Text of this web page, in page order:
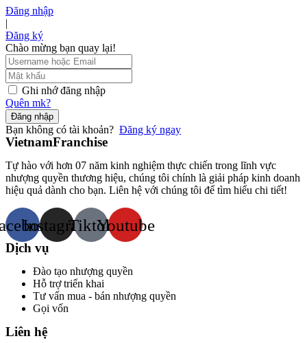
Đăng nhập
|
Đăng ký
Chào mừng bạn quay lại!
Ghi nhớ đăng nhập
Quên mk?
Đăng nhập
Bạn không có tài khoản? Đăng ký ngay
VietnamFranchise
Tự hào với hơn 07 năm kinh nghiệm thực chiến trong lĩnh vực
nhượng quyền thương hiệu, chúng tôi chính là giải pháp kinh doanh
hiệu quả dành cho bạn. Liên hệ với chúng tôi để tìm hiểu chi tiết!
InstagramTiktokYoutube
Dịch vụ
Đào tạo nhượng quyền
Hỗ trợ triển khai
Tư vấn mua - bán nhượng quyền
Gọi vốn
Liên hệ